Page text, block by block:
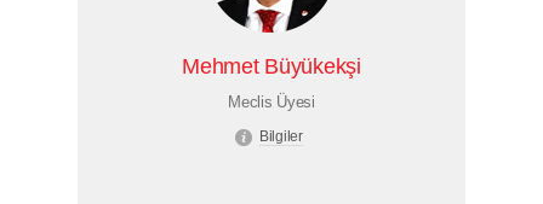
Mehmet Büyükekşi
Meclis Üyesi
Bilgiler